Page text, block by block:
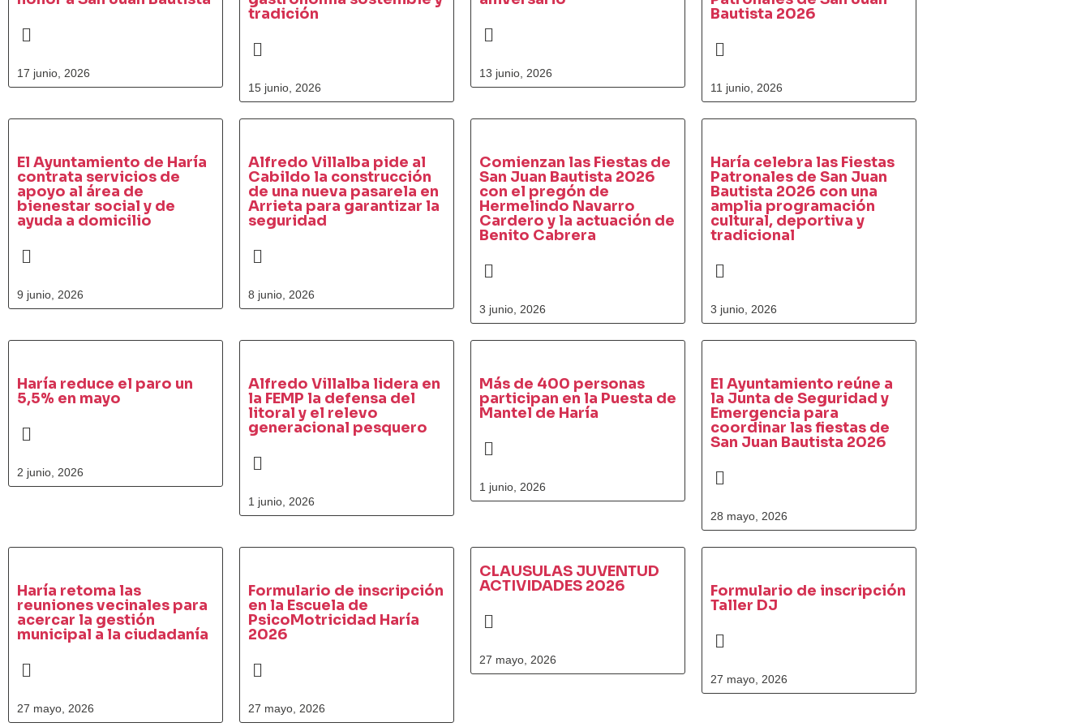
17 junio, 2026
tradición
15 junio, 2026
13 junio, 2026
Bautista 2026
11 junio, 2026
El Ayuntamiento de Haría
contrata servicios de
apoyo al área de
bienestar social y de
ayuda a domicilio
9 junio, 2026
Alfredo Villalba pide al
Cabildo la construcción
de una nueva pasarela en
Arrieta para garantizar la
seguridad
8 junio, 2026
Comienzan las Fiestas de
San Juan Bautista 2026
con el pregón de
Hermelindo Navarro
Cardero y la actuación de
Benito Cabrera
3 junio, 2026
Haría celebra las Fiestas
Patronales de San Juan
Bautista 2026 con una
amplia programación
cultural, deportiva y
tradicional
3 junio, 2026
Haría reduce el paro un
5,5% en mayo
2 junio, 2026
Alfredo Villalba lidera en
la FEMP la defensa del
litoral y el relevo
generacional pesquero
1 junio, 2026
Más de 400 personas
participan en la Puesta de
Mantel de Haría
1 junio, 2026
El Ayuntamiento reúne a
la Junta de Seguridad y
Emergencia para
coordinar las fiestas de
San Juan Bautista 2026
28 mayo, 2026
Haría retoma las
reuniones vecinales para
acercar la gestión
municipal a la ciudadanía
27 mayo, 2026
Formulario de inscripción
en la Escuela de
PsicoMotricidad Haría
2026
27 mayo, 2026
CLAUSULAS JUVENTUD
ACTIVIDADES 2026
27 mayo, 2026
Formulario de inscripción
Taller DJ
27 mayo, 2026